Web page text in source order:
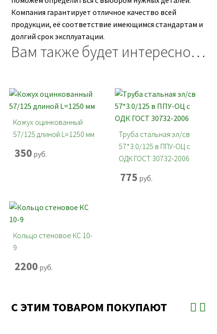
Компания гарантирует отличное качество всей
продукции, её соответствие имеющимся стандартам и
долгий срок эксплуатации.
Вам также будет интересно…
Кожух оцинкованный
57/125 длиной L=1250 мм
350руб.
Труба стальная эл/св
57*3.0/125 в ППУ-ОЦ с
ОДК ГОСТ 30732-2006
775 руб.
Кольцо стеновое КС 10-
9
2200руб.
С ЭТИМ ТОВАРОМ ПОКУПАЮТ